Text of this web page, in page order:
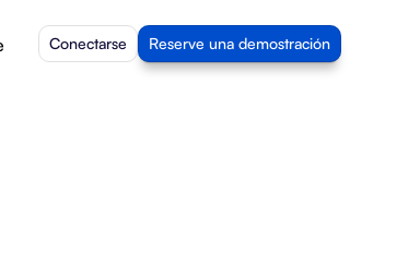
Conectarse Reserve una demostración